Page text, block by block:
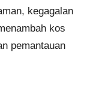
kegagalan
kos
pemantauan